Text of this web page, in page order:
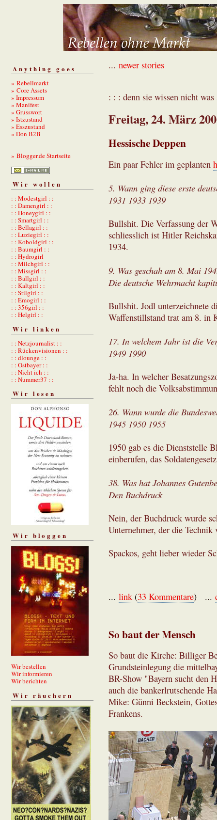
Anything goes
» Rebellmarkt
» Core Assets
» Impressum
» Manifest
» Grusswort
» Istzustand
» Esszustand
» Don B2B
» Blogger.de Startseite
Wir wollen
: : Modestgirl : :
: : Damengirl : :
: : Honeygirl : :
: : Smartgirl : :
: : Bellagirl : :
: : Luziegirl : :
: : Koboldgirl : :
: : Baumgirl : :
: : Hydrogirl
: : Milchgirl : :
: : Missgirl : :
: : Ballgirl : :
: : Kaltgirl : :
: : Stilgirl : :
: : Emogirl : :
: : 356girl : :
: : Helgirl : :
Wir linken
: : Netzjournalist : :
: : Rückenvisionen : :
: : dlounge : :
: : Ostbayer : :
: : Nicht ich : :
: : Nummer37 : :
Wir lesen
Wir bloggen
Wir bestellen
Wir informieren
Wir berichten
Wir räuchern
... newer stories
: : : denn sie wissen nicht
Freitag, 24. März
Hessische Deppen
Ein paar Fehler im geplanten
5. Wann ging diese erste
1931 1933 1939
Bullshit. Die Verfassung der
schliesslich ist Hitler
1934.
9. Was geschah am 8. Mai
Die deutsche Wehrmacht
Bullshit. Jodl unterzeichnete
Waffenstillstand trat am 8. in
17. In welchem Jahr ist die
1949 1990
Ja-ha. In welcher
fehlt noch die
26. Wann wurde die
1945 1950 1955
1950 gab es die Dienststelle
einberufen, das
38. Was hat Johannes
Den Buchdruck
Nein, der Buchdruck wurde
Unternehmer, der die Technik
Spackos, geht lieber wieder
... link (33 Kommentare) ...
So baut der Mensch
So baut die Kirche: Billiger
Grundsteinlegung die
BR-Show "Bayern sucht den
auch die bankerlrutschende
Mike: Günni Beckstein,
Frankens.